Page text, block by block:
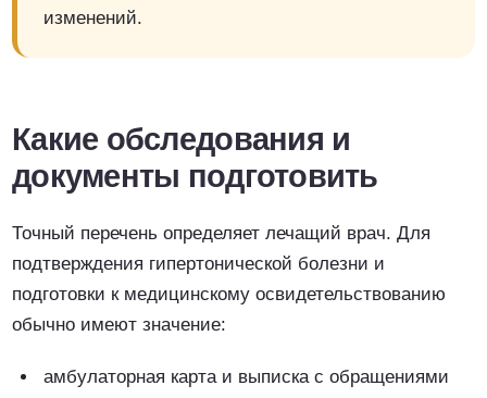
изменений.
Какие обследования и
документы подготовить
Точный перечень определяет лечащий врач. Для
подтверждения гипертонической болезни и
подготовки к медицинскому освидетельствованию
обычно имеют значение:
амбулаторная карта и выписка с обращениями